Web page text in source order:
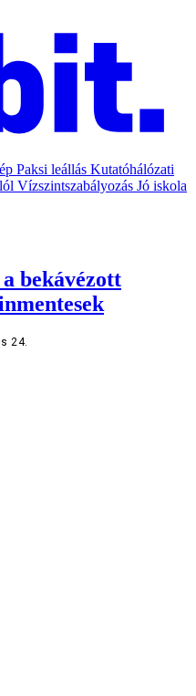
Paksi leállás Kutatóhálózati
Vízszintszabályozás Jó iskola
bekávézott
24.